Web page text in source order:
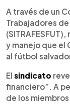
►
A través de un
Trabajadores
y manejo que el
al fútbol
El sindicato
financiero”. A
de los